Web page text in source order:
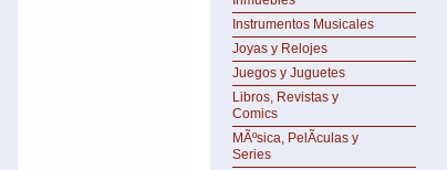
Instrumentos Musicales
Joyas y Relojes
Juegos y Juguetes
Libros, Revistas y
Comics
MÃºsica, PelÃ­culas y
Series